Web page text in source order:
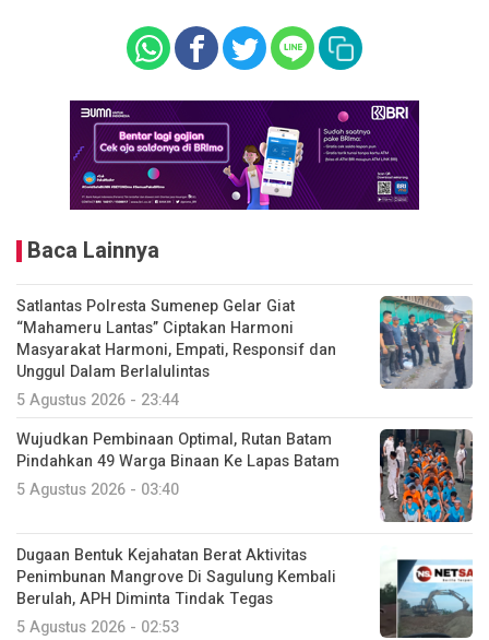
Baca Lainnya
Satlantas Polresta Sumenep Gelar Giat
“Mahameru Lantas” Ciptakan Harmoni
Masyarakat Harmoni, Empati, Responsif dan
Unggul Dalam Berlalulintas
5 Agustus 2026 - 23:44
Wujudkan Pembinaan Optimal, Rutan Batam
Pindahkan 49 Warga Binaan Ke Lapas Batam
5 Agustus 2026 - 03:40
Dugaan Bentuk Kejahatan Berat Aktivitas
Penimbunan Mangrove Di Sagulung Kembali
Berulah, APH Diminta Tindak Tegas
5 Agustus 2026 - 02:53